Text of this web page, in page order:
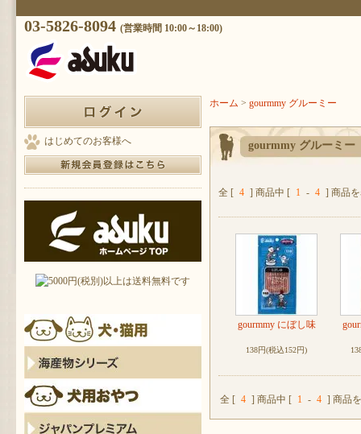
03-5826-8094 (営業時間 10:00～18:00)
はじめてのお客様へ
ホーム > gourmmy グルーミー
gourmmy グルーミー
全 [ 4 ] 商品中 [ 1 - 4 ] 商品
gourmmy にぼし味
138円(税込152円)
全 [ 4 ] 商品中 [ 1 - 4 ] 商品